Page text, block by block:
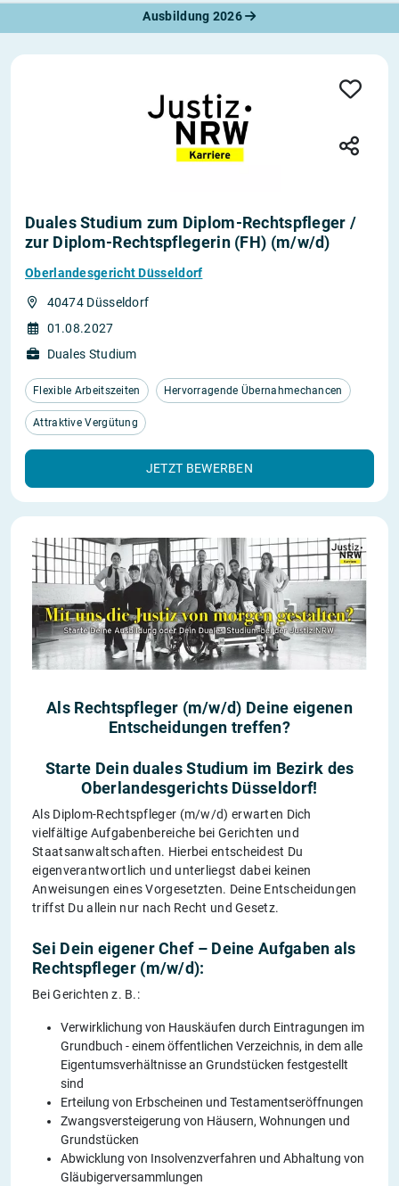
Ausbildung 2026
Duales Studium zum Diplom-Rechtspfleger /
zur Diplom-Rechtspflegerin (FH) (m/w/d)
Oberlandesgericht Düsseldorf
40474 Düsseldorf
01.08.2027
Duales Studium
Flexible Arbeitszeiten Hervorragende Übernahmechancen
Attraktive Vergütung
JETZT BEWERBEN
Als Rechtspfleger (m/w/d) Deine eigenen
Entscheidungen treffen?
Starte Dein duales Studium im Bezirk des
Oberlandesgerichts Düsseldorf!
Als Diplom-Rechtspfleger (m/w/d) erwarten Dich
vielfältige Aufgabenbereiche bei Gerichten und
Staatsanwaltschaften. Hierbei entscheidest Du
eigenverantwortlich und unterliegst dabei keinen
Anweisungen eines Vorgesetzten. Deine Entscheidungen
triffst Du allein nur nach Recht und Gesetz.
Sei Dein eigener Chef – Deine Aufgaben als
Rechtspfleger (m/w/d):
Bei Gerichten z. B.:
Verwirklichung von Hauskäufen durch Eintragungen im
Grundbuch - einem öffentlichen Verzeichnis, in dem alle
Eigentumsverhältnisse an Grundstücken festgestellt
sind
Erteilung von Erbscheinen und Testamentseröffnungen
Zwangsversteigerung von Häusern, Wohnungen und
Grundstücken
Abwicklung von Insolvenzverfahren und Abhaltung von
Gläubigerversammlungen